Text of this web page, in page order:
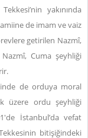
yakınında
de imam ve vaiz
getirilen Nazmî,
Cuma şeyhliği
de orduya moral
üzere ordu şeyhliği
İstanbul’da vefat
bitişiğindeki